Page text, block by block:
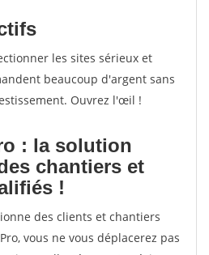
les sites sérieux et
beaucoup d'argent sans
Ouvrez l'œil !
: la solution
chantiers et
!
des clients et chantiers
vous ne vous déplacerez pas